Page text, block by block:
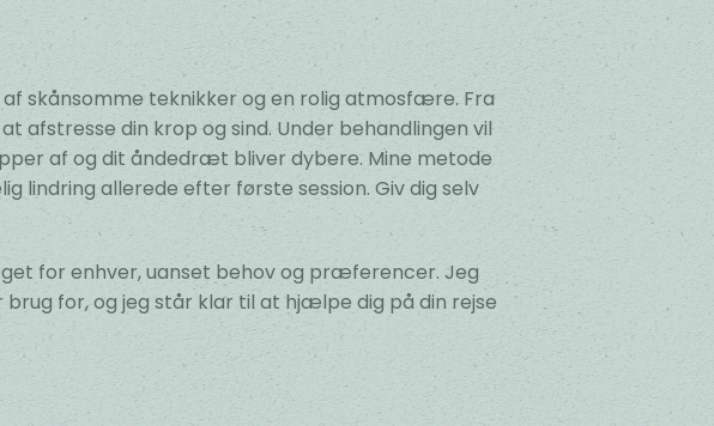
skånsomme teknikker og en rolig atmosfære. Fra
afstresse din krop og sind. Under behandlingen vil
af og dit åndedræt bliver dybere. Mine metode
lindring allerede efter første session. Giv dig selv
for enhver, uanset behov og præferencer. Jeg
for, og jeg står klar til at hjælpe dig på din rejse